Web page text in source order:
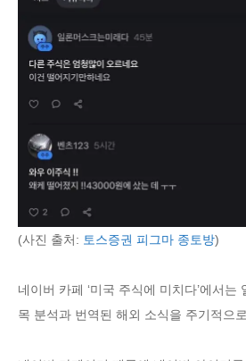
(사진 출처: 토스증권 피그마 종토방)
네이버 카페 ‘미국 주식에 미치다’에서는
목 분석과 번역된 해외 소식을 주기적으